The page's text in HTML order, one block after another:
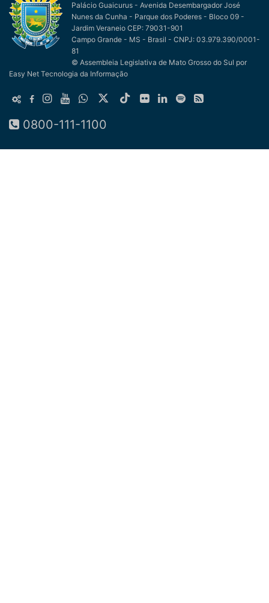
Palácio Guaicurus - Avenida Desembargador José
Nunes da Cunha - Parque dos Poderes - Bloco 09 -
Jardim Veraneio CEP: 79031-901
Campo Grande - MS - Brasil - CNPJ: 03.979.390/0001-
81
© Assembleia Legislativa de Mato Grosso do Sul por
Easy Net Tecnologia da Informação
0800-111-1100